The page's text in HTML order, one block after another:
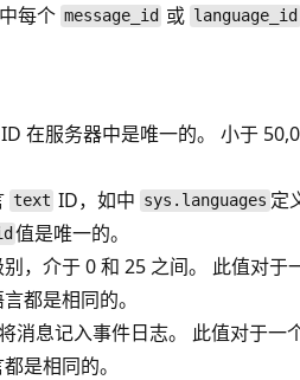
每个 message_id 或 language_id
在服务器中是唯一的。 小于
text ID，如中 sys.languages 定
值是唯一的。
，介于 0 和 25 之间。 此值对于
都是相同的。
消息记入事件日志。 此值对于一
是相同的。